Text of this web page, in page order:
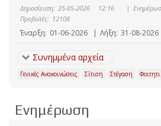
Δημοσίευση: 25-05-2026 12:16 |
Προβολές: 12108
Έναρξη: 01-06-2026 | Λήξη: 31-08-2026
Συνημμένα αρχεία
Γενικές Ανακοινώσεις Σίτιση Στέγαση
Ενημέρωση